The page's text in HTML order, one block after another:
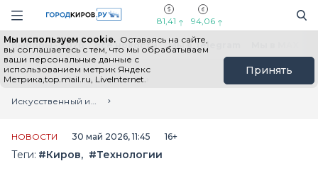
Навигация сайта
81,41 94,06
Мы используем cookie. Оставаясь на сайте,
вы соглашаетесь с тем, что мы обрабатываем
ваши персональные данные с
использованием метрик Яндекс
Метрика,top.mail.ru, LiveInternet.
Принять
Выборы - 2026 Все новости Мы в Telegram
Главная
Лента новостей
Искусственный интеллект улучшит жизнь кировчан
НОВОСТИ 30 май 2026, 11:45 16+
Теги: #Киров #Технологии